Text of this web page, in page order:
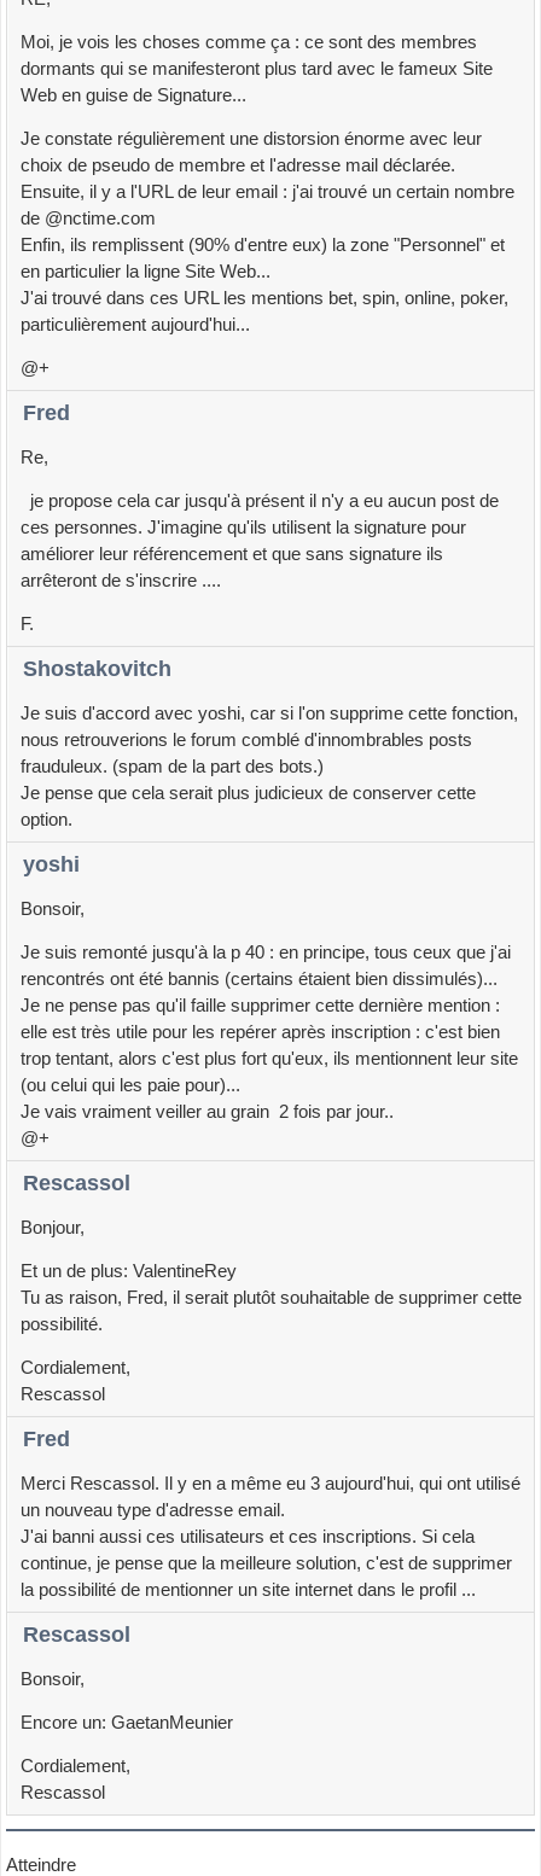
Moi, je vois les choses comme ça : ce sont des membres
dormants qui se manifesteront plus tard avec le fameux Site
Web en guise de Signature...
Je constate régulièrement une distorsion énorme avec leur
choix de pseudo de membre et l'adresse mail déclarée.
Ensuite, il y a l'URL de leur email : j'ai trouvé un certain nombre
de @nctime.com
Enfin, ils remplissent (90% d'entre eux) la zone "Personnel" et
en particulier la ligne Site Web...
J'ai trouvé dans ces URL les mentions bet, spin, online, poker,
particulièrement aujourd'hui...
@+
Fred
Re,
je propose cela car jusqu'à présent il n'y a eu aucun post de
ces personnes. J'imagine qu'ils utilisent la signature pour
améliorer leur référencement et que sans signature ils
arrêteront de s'inscrire ....
F.
Shostakovitch
Je suis d'accord avec yoshi, car si l'on supprime cette fonction,
nous retrouverions le forum comblé d'innombrables posts
frauduleux. (spam de la part des bots.)
Je pense que cela serait plus judicieux de conserver cette
option.
yoshi
Bonsoir,
Je suis remonté jusqu'à la p 40 : en principe, tous ceux que j'ai
rencontrés ont été bannis (certains étaient bien dissimulés)...
Je ne pense pas qu'il faille supprimer cette dernière mention :
elle est très utile pour les repérer après inscription : c'est bien
trop tentant, alors c'est plus fort qu'eux, ils mentionnent leur site
(ou celui qui les paie pour)...
Je vais vraiment veiller au grain 2 fois par jour..
@+
Rescassol
Bonjour,
Et un de plus: ValentineRey
Tu as raison, Fred, il serait plutôt souhaitable de supprimer cette
possibilité.
Cordialement,
Rescassol
Fred
Merci Rescassol. Il y en a même eu 3 aujourd'hui, qui ont utilisé
un nouveau type d'adresse email.
J'ai banni aussi ces utilisateurs et ces inscriptions. Si cela
continue, je pense que la meilleure solution, c'est de supprimer
la possibilité de mentionner un site internet dans le profil ...
Rescassol
Bonsoir,
Encore un: GaetanMeunier
Cordialement,
Rescassol
Atteindre